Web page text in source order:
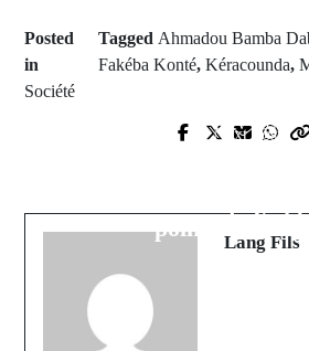
Posted
in
Société
Tagged Ahmadou Bamba
Fakéba Konté, Kéracounda,
Prev Post
commune de
Next Post
poing à
Lang Fils